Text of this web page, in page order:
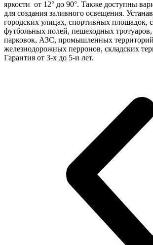
яркости от 12° до 90°. Также доступны
для создания заливного освещения.
городских улицах, спортивных площадок,
футбольных полей, пешеходных тротуаров,
парковок, АЗС, промышленных
железнодорожных перронов, складских
Гарантия от 3-х до 5-и лет.